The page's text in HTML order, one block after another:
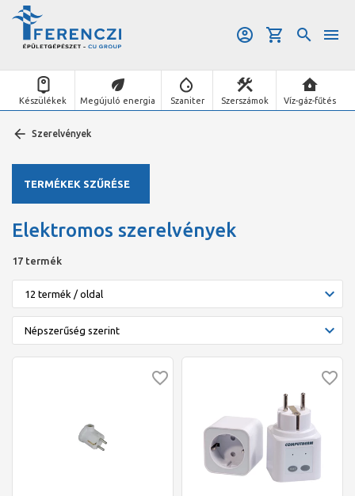
Készülékek Megújuló energia Szaniter Szerszámok Víz-gáz-fűtés
Szerelvények
Elektromos szerelvények
17 termék
TERMÉKEK SZŰRÉSE